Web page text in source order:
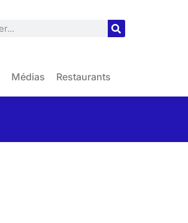
Médias Restaurants